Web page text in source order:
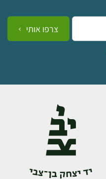
צרפו אותי